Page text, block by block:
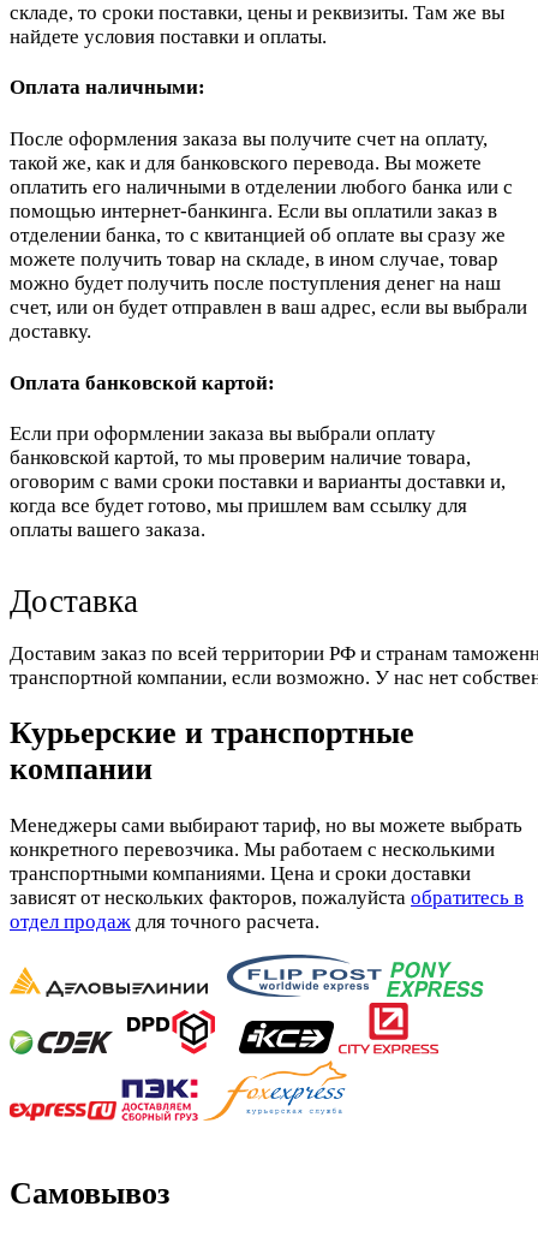
складе, то сроки поставки, цены и реквизиты. Там же вы
найдете условия поставки и оплаты.
Оплата наличными:
После оформления заказа вы получите счет на оплату,
такой же, как и для банковского перевода. Вы можете
оплатить его наличными в отделении любого банка или с
помощью интернет-банкинга. Если вы оплатили заказ в
отделении банка, то с квитанцией об оплате вы сразу же
можете получить товар на складе, в ином случае, товар
можно будет получить после поступления денег на наш
счет, или он будет отправлен в ваш адрес, если вы выбрали
доставку.
Оплата банковской картой:
Если при оформлении заказа вы выбрали оплату
банковской картой, то мы проверим наличие товара,
оговорим с вами сроки поставки и варианты доставки и,
когда все будет готово, мы пришлем вам ссылку для
оплаты вашего заказа.
Доставка
Доставим заказ по всей территории РФ и странам
транспортной компании, если возможно. У нас нет
Курьерские и транспортные
компании
Менеджеры сами выбирают тариф, но вы можете выбрать
конкретного перевозчика. Мы работаем с несколькими
транспортными компаниями. Цена и сроки доставки
зависят от нескольких факторов, пожалуйста обратитесь в
отдел продаж для точного расчета.
Самовывоз